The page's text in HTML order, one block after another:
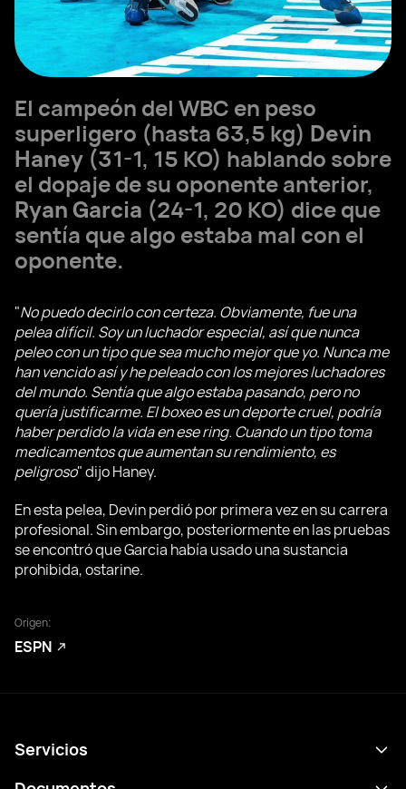
El campeón del WBC en peso
superligero (hasta 63,5 kg) Devin
Haney (31-1, 15 KO) hablando sobre
el dopaje de su oponente anterior,
Ryan Garcia (24-1, 20 KO) dice que
sentía que algo estaba mal con el
oponente.
"No puedo decirlo con certeza. Obviamente, fue una
pelea difícil. Soy un luchador especial, así que nunca
peleo con un tipo que sea mucho mejor que yo. Nunca me
han vencido así y he peleado con los mejores luchadores
del mundo. Sentía que algo estaba pasando, pero no
quería justificarme. El boxeo es un deporte cruel, podría
haber perdido la vida en ese ring. Cuando un tipo toma
medicamentos que aumentan su rendimiento, es
peligroso" dijo Haney.
En esta pelea, Devin perdió por primera vez en su carrera
profesional. Sin embargo, posteriormente en las pruebas
se encontró que Garcia había usado una sustancia
prohibida, ostarine.
Origen:
ESPN
Servicios